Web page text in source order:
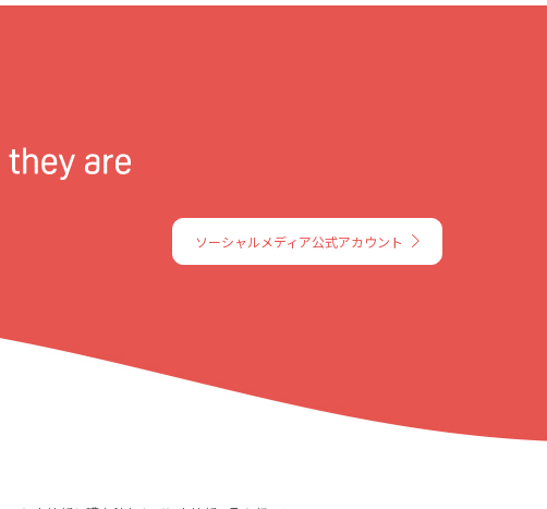
ソーシャルメディア公式アカウント